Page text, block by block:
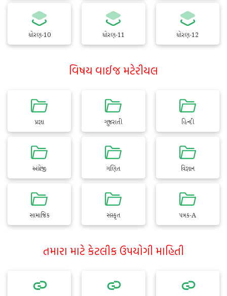
ધોરણ-10 ધોરણ-11 ધોરણ-12
વિષય વાઈજ મટેરીયલ
પ્રજ્ઞા ગુજરાતી હિન્દી
અંગ્રેજી ગણિત વિજ્ઞાન
સામાજિક સંસ્કૃત પત્રક-A
તમારા માટે કેટલીક ઉપયોગી માહિતી